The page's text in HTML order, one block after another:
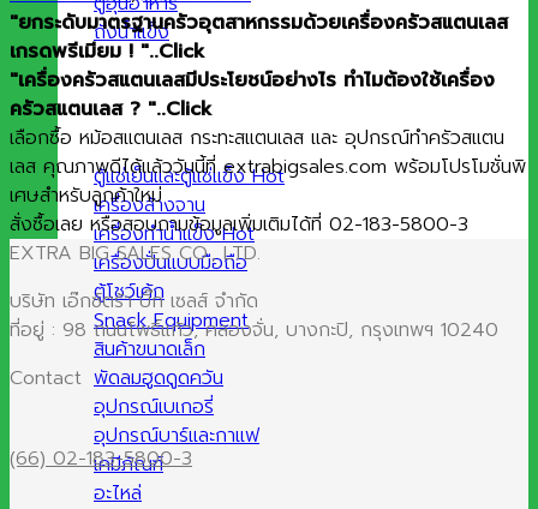
ถังน้ำแข็ง
ตู้แช่เย็นและตู้แช่แข็ง
เครื่องล้างจาน
เครื่องทำน้ำแข็ง
เครื่องปั่นแบบมือถือ
ตู้โชว์เค้ก
Snack Equipment
สินค้าขนาดเล็ก
พัดลมฮูดดูดควัน
อุปกรณ์เบเกอรี่
อุปกรณ์บาร์และกาแฟ
เคมีภัณฑ์
อะไหล่
"ยกระดับมาตรฐานครัวอุตสาหกรรมด้วยเครื่องครัวสแตนเลส
เกรดพรีเมียม ! "..Click
"เครื่องครัวสแตนเลสมีประโยชน์อย่างไร ทำไมต้องใช้เครื่อง
ครัวสแตนเลส ? "..Click
เลือกซื้อ หม้อสแตนเลส กระทะสแตนเลส และ อุปกรณ์ทำครัวสแตน
เลส คุณภาพดีได้แล้ววันนี้ที่ extrabigsales.com พร้อมโปรโมชั่นพิ
เศษสำหรับลูกค้าใหม่
สั่งซื้อเลย หรือสอบถามข้อมูลเพิ่มเติมได้ที่ 02-183-5800-3
EXTRA BIG SALES CO., LTD.
บริษัท เอ๊กซ์ตร้า บิ๊ก เซลส์ จำกัด
ที่อยู่ : 98 ถนนโพธิ์แก้ว, คลองจั่น, บางกะปิ, กรุงเทพฯ 10240
Contact
(66) 02-183-5800-3